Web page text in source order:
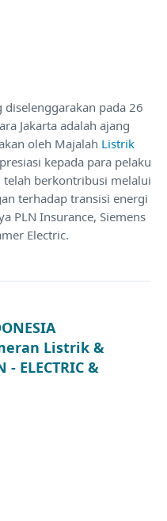
diselenggarakan pada 26
Jakarta adalah ajang
oleh Majalah Listrik
kepada para pelaku
berkontribusi melalui
terhadap transisi energi
PLN Insurance, Siemens
Electric.
Listrik &
ELECTRIC &